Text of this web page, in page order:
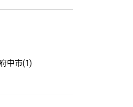
府中市(1)